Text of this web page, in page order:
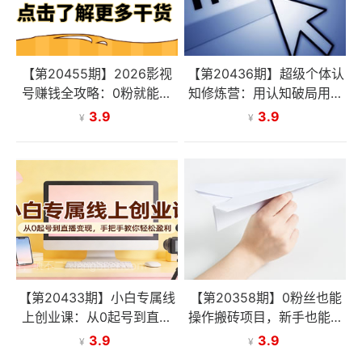
【第20455期】2026影视
号赚钱全攻略：0粉就能变
现，轻松月入过万的秘诀都
¥ 3.9
【第20436期】超级个体认
知修炼营：用认知破局用行
动变现，从负债百万到月入
¥ 3.9
【第20433期】小白专属线
上创业课：从0起号到直播
变现，手把手教你轻松盈利
¥ 3.9
【第20358期】0粉丝也能
操作搬砖项目，新手也能利
用AI轻松创作，多元化变现
¥ 3.9